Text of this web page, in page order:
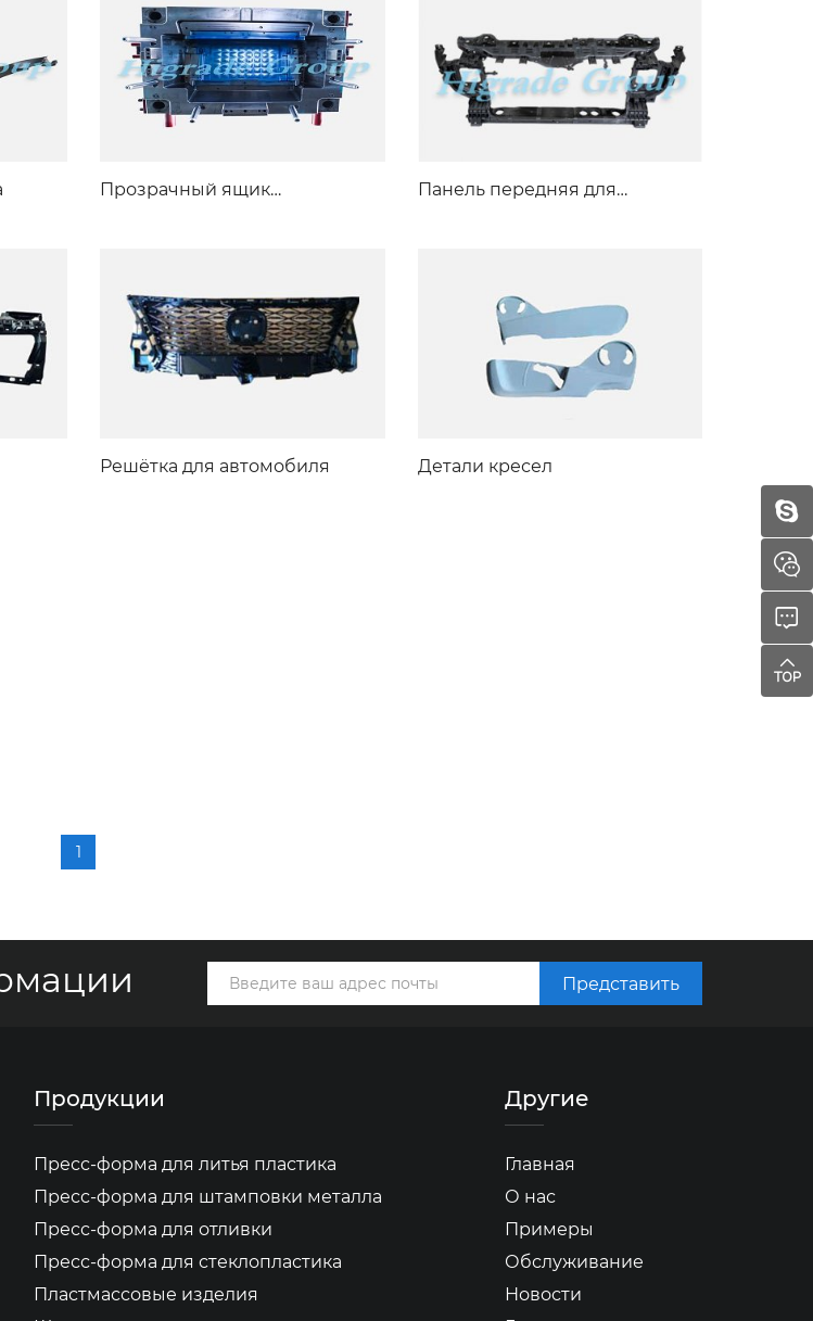
Прозрачный ящик
Панель передняя для
Решётка для автомобиля Детали кресел
1
Представить
Продукции
Пресс-форма для литья пластика
Пресс-форма для штамповки металла
Пресс-форма для отливки
Пресс-форма для стеклопластика
Пластмассовые изделия
Другие
Главная
О нас
Примеры
Обслуживание
Новости